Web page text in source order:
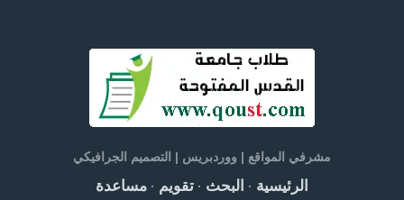
مشرفي المواقع | ووردبريس | التصميم الجرافيكي
الرئيسية· البحث· تقويم· مساعدة